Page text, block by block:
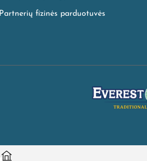
Partnerių fizinės parduotuvės